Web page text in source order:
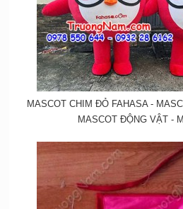
MASCOT CHIM ĐỎ FAHASA -
MASCOT ĐỘNG VẬT -